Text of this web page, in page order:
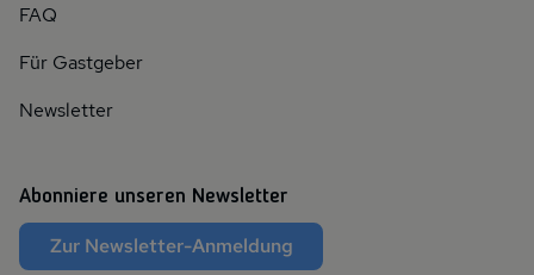
FAQ
Für Gastgeber
Newsletter
Abonniere unseren Newsletter
Zur Newsletter-Anmeldung